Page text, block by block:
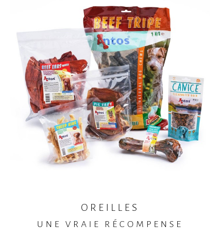
OREILLES
UNE VRAIE RÉCOMPENSE